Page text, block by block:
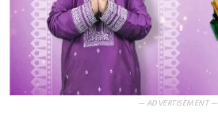
— ADVERTISEMENT —